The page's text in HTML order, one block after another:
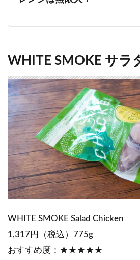
WHITE SMOKE サラ
WHITE SMOKE Salad Chicken
1,317円（税込）775g
おすすめ度：★★★★★